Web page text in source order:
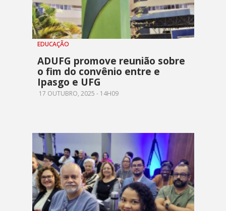
EDUCAÇÃO
ADUFG promove reunião sobre
o fim do convênio entre e
Ipasgo e UFG
17 OUTUBRO, 2025 - 14H09